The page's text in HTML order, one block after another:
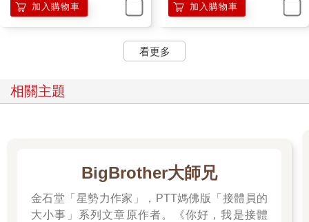
加入購物車 加入購物車
看更多
相關主題
BigBrother大師兄
金石堂「星勢力作家」，PTT媽佛版「接體員的
大小事」系列文章原作者。《你好，我是接體